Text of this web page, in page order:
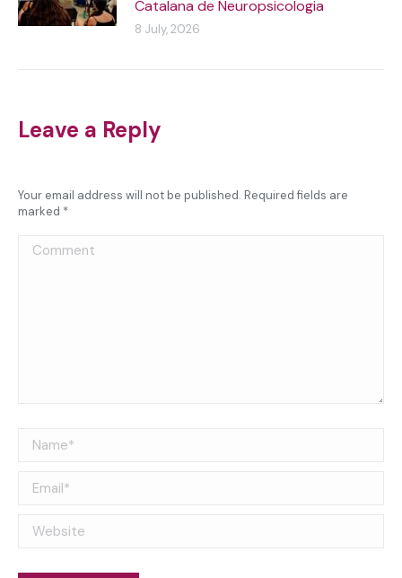
Catalana de Neuropsicologia
8 July, 2026
Leave a Reply
Your email address will not be published. Required fields are
marked *
Comment
Name *
Email *
Website